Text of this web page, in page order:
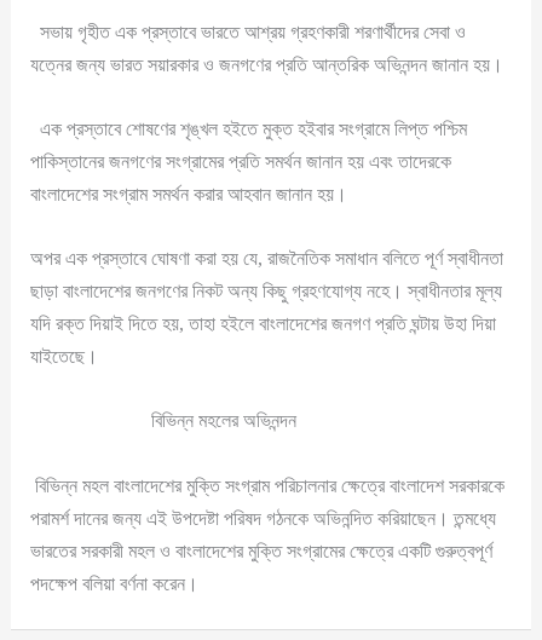
সভায় গৃহীত এক প্রস্তাবে ভারতে আশ্রয় গ্রহণকারী শরণার্থীদের সেবা ও
যত্নের জন্য ভারত সয়ারকার ও জনগণের প্রতি আন্তরিক অভিনন্দন জানান হয়।
এক প্রস্তাবে শোষণের শৃঙ্খল হইতে মুক্ত হইবার সংগ্রামে লিপ্ত পশ্চিম
পাকিস্তানের জনগণের সংগ্রামের প্রতি সমর্থন জানান হয় এবং তাদেরকে
বাংলাদেশের সংগ্রাম সমর্থন করার আহবান জানান হয়।
অপর এক প্রস্তাবে ঘোষণা করা হয় যে, রাজনৈতিক সমাধান বলিতে পূর্ণ স্বাধীনতা
ছাড়া বাংলাদেশের জনগণের নিকট অন্য কিছু গ্রহণযোগ্য নহে। স্বাধীনতার মূল্য
যদি রক্ত দিয়াই দিতে হয়, তাহা হইলে বাংলাদেশের জনগণ প্রতি ঘন্টায় উহা দিয়া
যাইতেছে।
বিভিন্ন মহলের অভিনন্দন
বিভিন্ন মহল বাংলাদেশের মুক্তি সংগ্রাম পরিচালনার ক্ষেত্রে বাংলাদেশ সরকারকে
পরামর্শ দানের জন্য এই উপদেষ্টা পরিষদ গঠনকে অভিনন্দিত করিয়াছেন। তন্মধ্যে
ভারতের সরকারী মহল ও বাংলাদেশের মুক্তি সংগ্রামের ক্ষেত্রে একটি গুরুত্বপূর্ণ
পদক্ষেপ বলিয়া বর্ণনা করেন।